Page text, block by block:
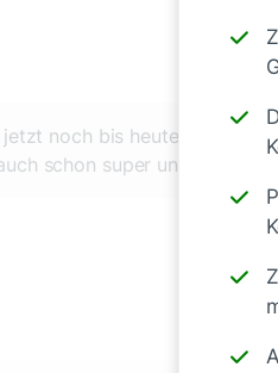
noch bis heute Abend
schon super und soooo